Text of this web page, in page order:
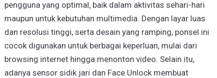
pengguna yang optimal, baik dalam aktivitas sehari-hari
maupun untuk kebutuhan multimedia. Dengan layar luas
dan resolusi tinggi, serta desain yang ramping, ponsel ini
cocok digunakan untuk berbagai keperluan, mulai dari
browsing internet hingga menonton video. Selain itu,
adanya sensor sidik jari dan Face Unlock membuat